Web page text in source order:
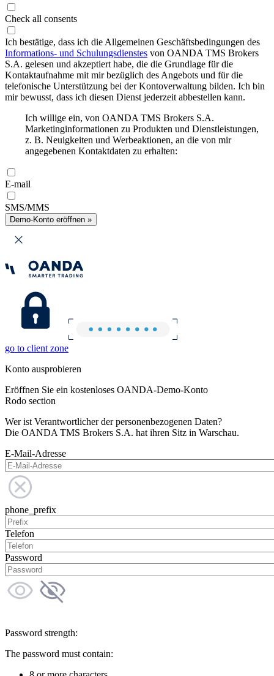
Check all consents
Ich bestätige, dass ich die Allgemeinen Geschäftsbedingungen des
Informations- und Schulungsdienstes von OANDA TMS Brokers
S.A. gelesen und akzeptiert habe, die die Grundlage für die
Kontaktaufnahme mit mir bezüglich des Angebots und für die
telefonische Unterstützung bei der Kontoverwaltung bilden. Ich bin
mir bewusst, dass ich diesen Dienst jederzeit abbestellen kann.
Ich willige ein, von OANDA TMS Brokers S.A.
Marketinginformationen zu Produkten und Dienstleistungen,
z. B. Neuigkeiten und Werbeaktionen, an die von mir
angegebenen Kontaktdaten zu erhalten:
E-mail
SMS/MMS
Demo-Konto eröffnen »
go to client zone
Konto ausprobieren
Eröffnen Sie ein kostenloses OANDA-Demo-Konto
Rodo section
Wer ist Verantwortlicher der personenbezogenen Daten?
Die OANDA TMS Brokers S.A. hat ihren Sitz in Warschau.
E-Mail-Adresse
phone_prefix
Telefon
Password
Password strength:
The password must contain: